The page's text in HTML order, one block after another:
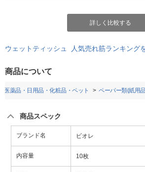
詳しく比較する
ウェットティッシュ 人気売れ筋ランキング
商品について
医薬品・日用品・化粧品・ペット ペーパー類(紙用
商品スペック
ブランド名 ビオレ
内容量 10枚